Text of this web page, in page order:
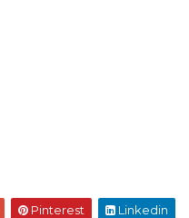
Pinterest Linkedin